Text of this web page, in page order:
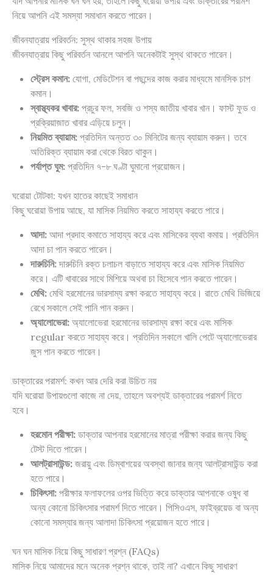
নিয়ে আপনি এই সমস্যা সমাধান করতে পারেন।
জীবনযাত্রায় পরিবর্তন: সুস্থ থাকার সহজ উপায়
জীবনযাত্রায় কিছু পরিবর্তন আনলে আপনি অনেকটাই সুস্থ থাকতে পারেন।
স্ট্রেস কমান: যোগা, মেডিটেশন বা পছন্দের কাজ করার মাধ্যমে মানসিক চাপ
কমান।
স্বাস্থ্যকর খাবার: প্রচুর ফল, সবজি ও শস্য জাতীয় খাবার খান। ফাস্ট ফুড ও
প্রক্রিয়াজাত খাবার এড়িয়ে চলুন।
নিয়মিত ব্যায়াম: প্রতিদিন অন্তত ৩০ মিনিটের জন্য ব্যায়াম করুন। তবে
অতিরিক্ত ব্যায়াম করা থেকে বিরত থাকুন।
পর্যাপ্ত ঘুম: প্রতিদিন ৭-৮ ঘণ্টা ঘুমানো প্রয়োজন।
ঘরোয়া টোটকা: যখন হাতের কাছেই সমাধান
কিছু ঘরোয়া উপায় আছে, যা মাসিক নিয়মিত করতে সাহায্য করতে পারে।
আদা: আদা প্রদাহ কমাতে সাহায্য করে এবং মাসিকের ব্যথা কমায়। প্রতিদিন
আদা চা পান করতে পারেন।
দারুচিনি:দারুচিনি রক্ত চলাচল বাড়াতে সাহায্য করে এবং মাসিক নিয়মিত
করে। এটি খাবারের সাথে মিশিয়ে অথবা চা হিসেবে পান করতে পারেন।
মেথি: মেথি হরমোনের ভারসাম্য রক্ষা করতে সাহায্য করে। রাতে মেথি ভিজিয়ে
রেখে সকালে সেই পানি পান করুন।
অ্যালোভেরা: অ্যালোভেরা হরমোনের ভারসাম্য রক্ষা করে এবং মাসিক
regular করতে সাহায্য করে। প্রতিদিন সকালে খালি পেটে অ্যালোভেরার
জুস পান করতে পারেন।
ডাক্তারের পরামর্শ: কখন আর দেরি করা উচিত নয়
যদি ঘরোয়া উপায়গুলো কাজে না দেয়, তাহলে অবশ্যই ডাক্তারের পরামর্শ নিতে
হবে।
হরমোন পরীক্ষা: ডাক্তার আপনার হরমোনের মাত্রা পরীক্ষা করার জন্য কিছু
টেস্ট দিতে পারেন।
আলট্রাসাউন্ড: জরায়ু এবং ডিম্বাশয়ের অবস্থা জানার জন্য আলট্রাসাউন্ড করা
হতে পারে।
চিকিৎসা: পরীক্ষার ফলাফলের ওপর ভিত্তি করে ডাক্তার আপনাকে ওষুধ বা
অন্য কোনো চিকিৎসার পরামর্শ দিতে পারেন। পিসিওএস, ফাইব্রয়েড বা অন্য
কোনো সমস্যার জন্য আলাদা চিকিৎসা প্রয়োজন হতে পারে।
ঘন ঘন মাসিক নিয়ে কিছু সাধারণ প্রশ্ন (FAQs)
মাসিক নিয়ে আমাদের মনে অনেক প্রশ্ন থাকে, তাই না? এখানে কিছু সাধারণ